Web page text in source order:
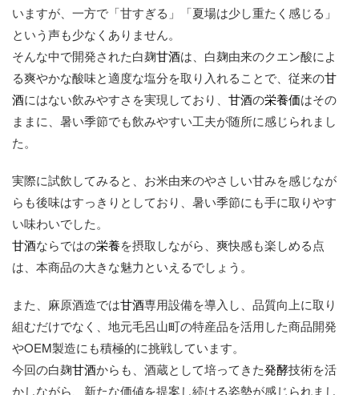
いますが、一方で「甘すぎる」「夏場は少し重たく感じる」
という声も少なくありません。
そんな中で開発された白麹甘酒は、白麹由来のクエン酸によ
る爽やかな酸味と適度な塩分を取り入れることで、従来の甘
酒にはない飲みやすさを実現しており、 甘酒の栄養価はその
ままに、暑い季節でも飲みやすい工夫が随所に感じられまし
た。
実際に試飲してみると、お米由来のやさしい甘みを感じなが
らも後味はすっきりとしており、暑い季節にも手に取りやす
い味わいでした。
甘酒ならではの栄養を摂取しながら、爽快感も楽しめる点
は、本商品の大きな魅力といえるでしょう。
また、麻原酒造では甘酒専用設備を導入し、品質向上に取り
組むだけでなく、地元毛呂山町の特産品を活用した商品開発
やOEM製造にも積極的に挑戦しています。
今回の白麹甘酒からも、酒蔵として培ってきた発酵技術を活
かしながら、新たな価値を提案し続ける姿勢が感じられまし